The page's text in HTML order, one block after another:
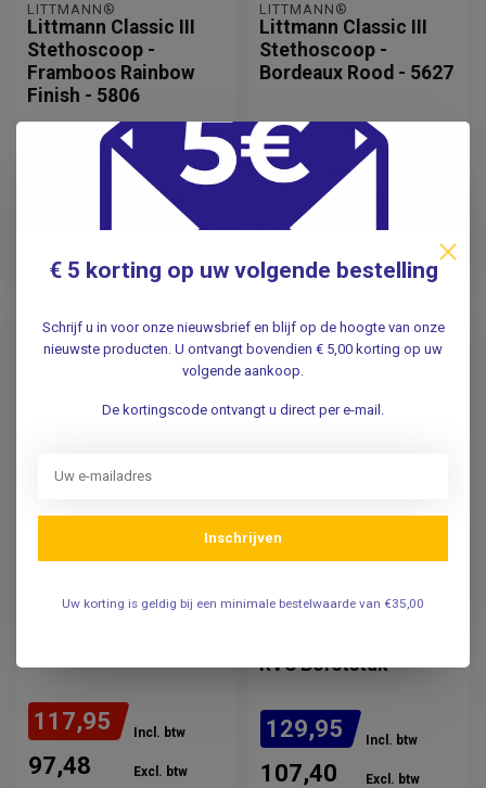
LITTMANN®
Littmann Classic III
Stethoscoop -
Framboos Rainbow
Finish - 5806
Incl. btw
Excl. btw
Verwachte levertijd: 4 - 6
werkdagen
LITTMANN®
Littmann Classic III
Stethoscoop -
Bordeaux Rood - 5627
117,95
97,48 Excl. btw
Op voorraad
-24%
Stethoscoop - Hemels
117,95 Incl. btw
97,48 Excl. btw
Stethoscoop 5648C –
RVS Borststuk
129,95 Incl. btw
107,40 Excl. btw
€ 5 korting op uw volgende bestelling
Schrijf u in voor onze nieuwsbrief en blijf op de hoogte van onze
nieuwste producten. U ontvangt bovendien € 5,00 korting op uw
volgende aankoop.
De kortingscode ontvangt u direct per e-mail.
Inschrijven
Uw korting is geldig bij een minimale bestelwaarde van €35,00